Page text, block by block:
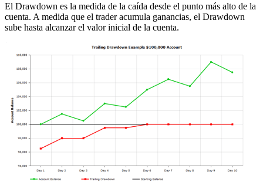
El Drawdown es la medida de la caída desde el punto más alto de la
cuenta. A medida que el trader acumula ganancias, el Drawdown
sube hasta alcanzar el valor inicial de la cuenta.